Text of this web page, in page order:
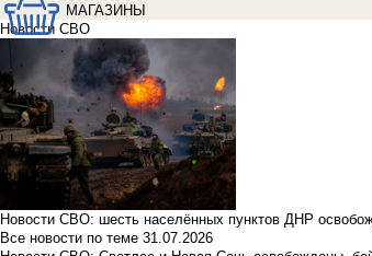
МАГАЗИНЫ
Новости СВО
Новости СВО: шесть населённых пунктов ДНР
Все новости по теме 31.07.2026